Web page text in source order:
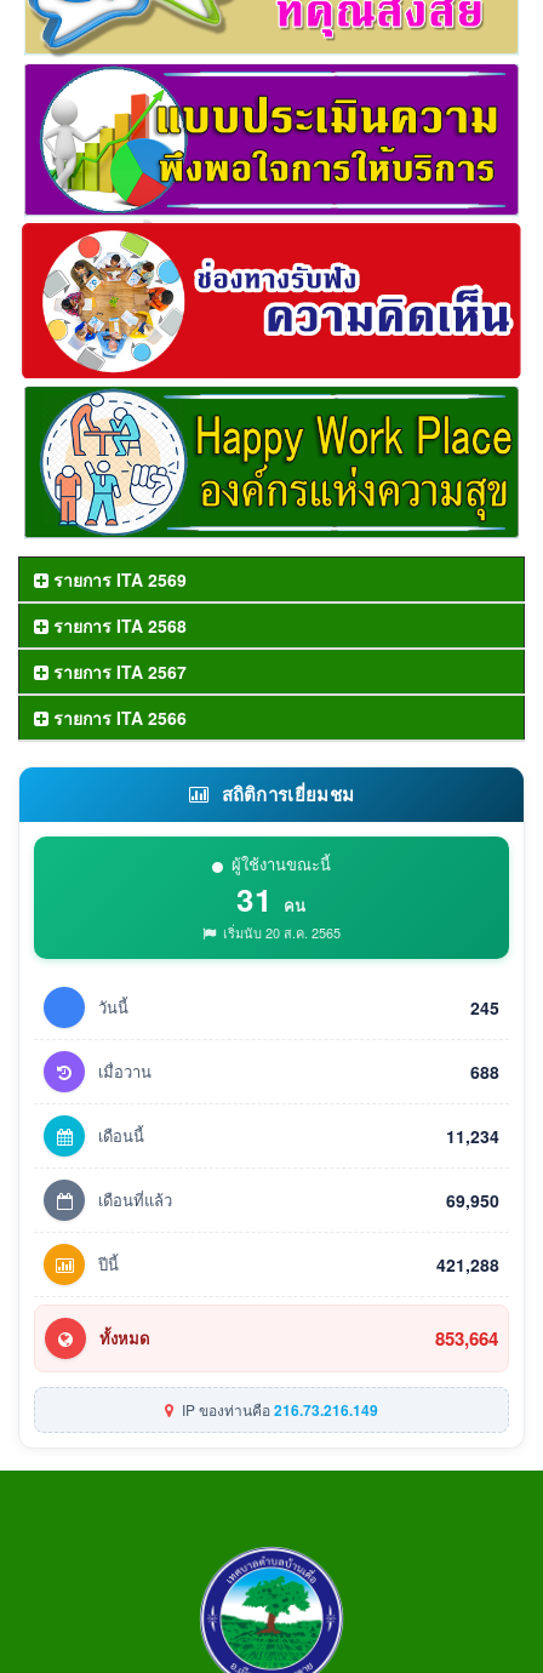
รายการ ITA 2569
รายการ ITA 2568
รายการ ITA 2567
รายการ ITA 2566
สถิติการเยี่ยมชม
ผู้ใช้งานขณะนี้
31 คน
เริ่มนับ 20 ส.ค. 2565
วันนี้ 245
เมื่อวาน 688
เดือนนี้ 11,234
เดือนที่แล้ว 69,950
ปีนี้ 421,288
ทั้งหมด 853,664
IP ของท่านคือ216.73.216.149